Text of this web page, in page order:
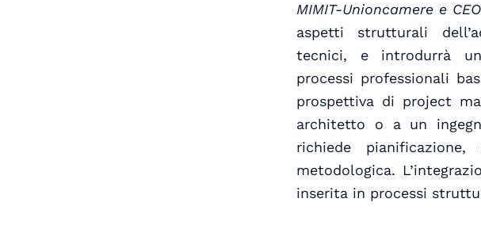
MIMIT-Unioncamere e
aspetti strutturali
tecnici, e introdurrà
processi professionali
prospettiva di project
architetto o a un
richiede
metodologica.
inserita in processi